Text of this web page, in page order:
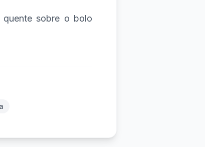
sobre o bolo